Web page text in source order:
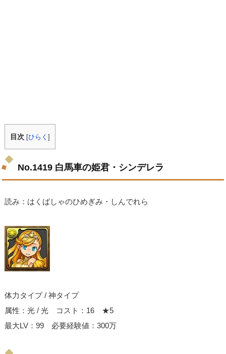
目次 [ひらく]
No.1419 白馬車の姫君・シンデレラ
読み：はくばしゃのひめぎみ・しんでれら
体力タイプ / 神タイプ
属性：光 / 光 コスト：16 ★5
最大LV：99 必要経験値：300万